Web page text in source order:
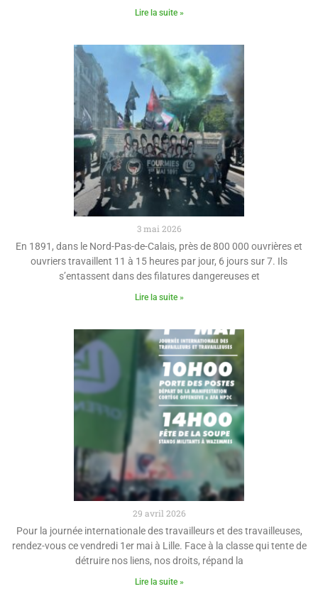
Lire la suite »
3 mai 2026
En 1891, dans le Nord-Pas-de-Calais, près de 800 000 ouvrières et
ouvriers travaillent 11 à 15 heures par jour, 6 jours sur 7. Ils
s’entassent dans des filatures dangereuses et
Lire la suite »
29 avril 2026
Pour la journée internationale des travailleurs et des travailleuses,
rendez-vous ce vendredi 1er mai à Lille. Face à la classe qui tente de
détruire nos liens, nos droits, répand la
Lire la suite »